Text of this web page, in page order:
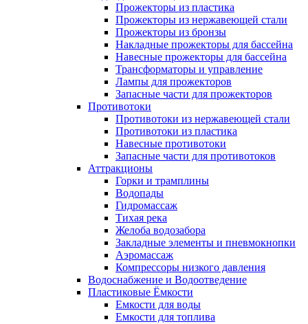
Прожекторы из пластика
Прожекторы из нержавеющей стали
Прожекторы из бронзы
Накладные прожекторы для бассейна
Навесные прожекторы для бассейна
Трансформаторы и управление
Лампы для прожекторов
Запасные части для прожекторов
Противотоки
Противотоки из нержавеющей стали
Противотоки из пластика
Навесные противотоки
Запасные части для противотоков
Аттракционы
Горки и трамплины
Водопады
Гидромассаж
Тихая река
Желоба водозабора
Закладные элементы и пневмокнопки
Аэромассаж
Компрессоры низкого давления
Водоснабжение и Водоотведение
Пластиковые Ёмкости
Емкости для воды
Емкости для топлива